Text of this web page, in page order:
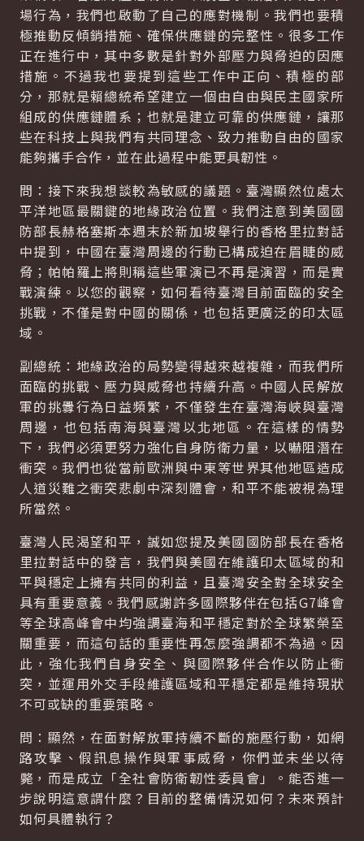
場行為，我們也啟動了自己的應對機制。我們也要積
極推動反傾銷措施、確保供應鏈的完整性。很多工作
正在進行中，其中多數是針對外部壓力與脅迫的因應
措施。不過我也要提到這些工作中正向、積極的部
分，那就是賴總統希望建立一個由自由與民主國家所
組成的供應鏈體系；也就是建立可靠的供應鏈，讓那
些在科技上與我們有共同理念、致力推動自由的國家
能夠攜手合作，並在此過程中能更具韌性。
問：接下來我想談較為敏感的議題。臺灣顯然位處太
平洋地區最關鍵的地緣政治位置。我們注意到美國國
防部長赫格塞斯本週末於新加坡舉行的香格里拉對話
中提到，中國在臺灣周邊的行動已構成迫在眉睫的威
脅；帕帕羅上將則稱這些軍演已不再是演習，而是實
戰演練。以您的觀察，如何看待臺灣目前面臨的安全
挑戰，不僅是對中國的關係，也包括更廣泛的印太區
域。
副總統：地緣政治的局勢變得越來越複雜，而我們所
面臨的挑戰、壓力與威脅也持續升高。中國人民解放
軍的挑釁行為日益頻繁，不僅發生在臺灣海峽與臺灣
周邊，也包括南海與臺灣以北地區。在這樣的情勢
下，我們必須更努力強化自身防衛力量，以嚇阻潛在
衝突。我們也從當前歐洲與中東等世界其他地區造成
人道災難之衝突悲劇中深刻體會，和平不能被視為理
所當然。
臺灣人民渴望和平，誠如您提及美國國防部長在香格
里拉對話中的發言，我們與美國在維護印太區域的和
平與穩定上擁有共同的利益，且臺灣安全對全球安全
具有重要意義。我們感謝許多國際夥伴在包括G7峰會
等全球高峰會中均強調臺海和平穩定對於全球繁榮至
關重要，而這句話的重要性再怎麼強調都不為過。因
此，強化我們自身安全、與國際夥伴合作以防止衝
突，並運用外交手段維護區域和平穩定都是維持現狀
不可或缺的重要策略。
問：顯然，在面對解放軍持續不斷的施壓行動，如網
路攻擊、假訊息操作與軍事威脅，你們並未坐以待
斃，而是成立「全社會防衛韌性委員會」。能否進一
步說明這意謂什麼？目前的整備情況如何？未來預計
如何具體執行？